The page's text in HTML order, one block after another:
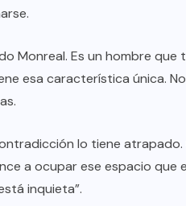
Monreal. Es un hombre
esa característica única.
lo tiene
a ocupar ese espacio
inquieta”.